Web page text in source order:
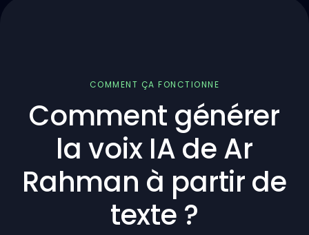
COMMENT ÇA FONCTIONNE
Comment générer
la voix IA de Ar
Rahman à partir de
texte ?